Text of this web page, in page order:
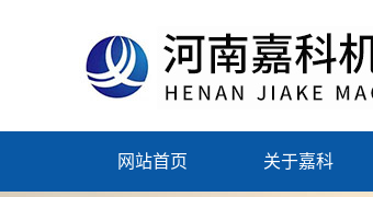
网站首页 关于嘉科